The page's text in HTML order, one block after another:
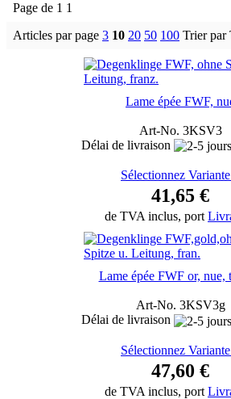
Page de 1 1
Articles par page 3 10 20 50 100 Trier par
Lame épée FWF,
Art-No. 3KSV3
Délai de livraison
Sélectionnez
41,65 €
de TVA inclus, port
Lame épée FWF or, nue,
Art-No. 3KSV3g
Délai de livraison
Sélectionnez
47,60 €
de TVA inclus, port